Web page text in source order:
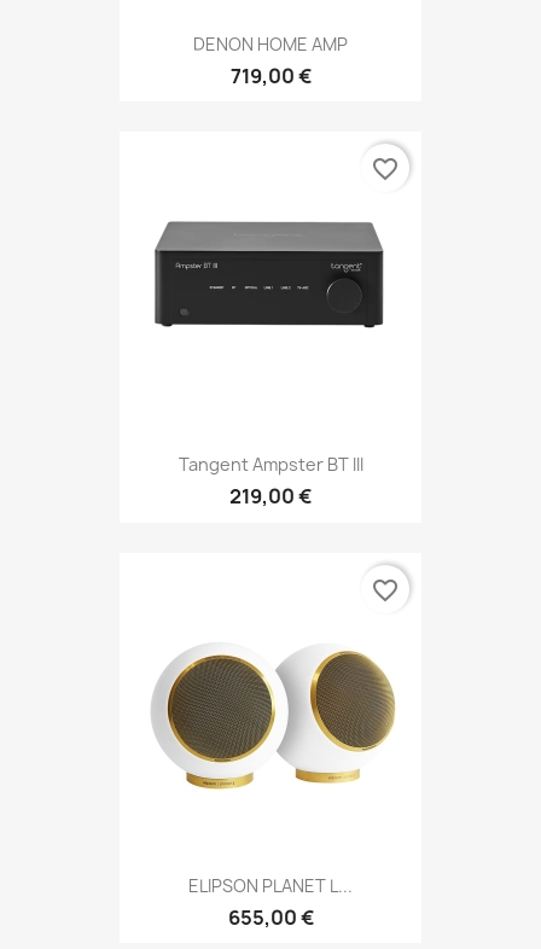
DENON HOME AMP
719,00 €
Tangent Ampster BT III
219,00 €
favorite_border
ELIPSON PLANET L...
655,00 €
favorite_border